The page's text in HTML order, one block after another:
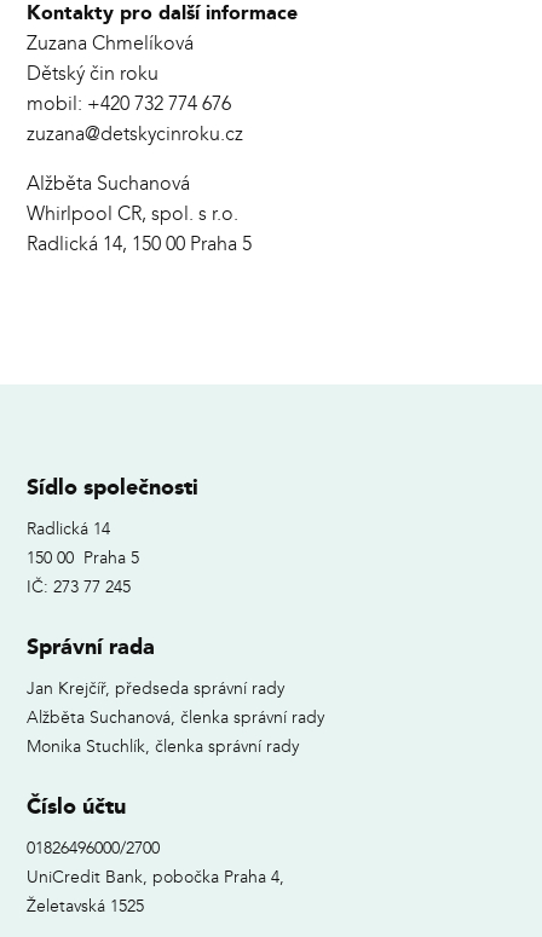
Kontakty pro další informace
Zuzana Chmelíková
Dětský čin roku
mobil: +420 732 774 676
zuzana@detskycinroku.cz
Alžběta Suchanová
Whirlpool CR, spol. s r.o.
Radlická 14, 150 00 Praha 5
Sídlo společnosti
Radlická 14
150 00 Praha 5
IČ: 273 77 245
Správní rada
Jan Krejčíř, předseda správní rady
Alžběta Suchanová, členka správní rady
Monika Stuchlík, členka správní rady
Číslo účtu
01826496000/2700
UniCredit Bank, pobočka Praha 4,
Želetavská 1525